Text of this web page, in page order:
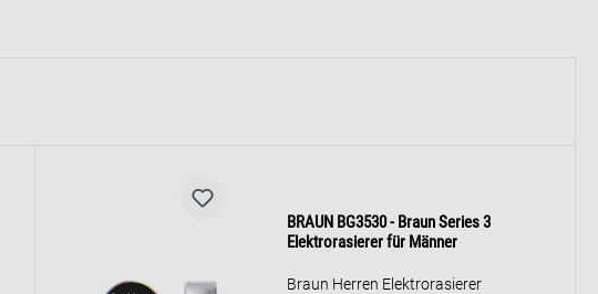
BRAUN BG3530 - Braun Series 3
Elektrorasierer für Männer
Braun Herren Elektrorasierer